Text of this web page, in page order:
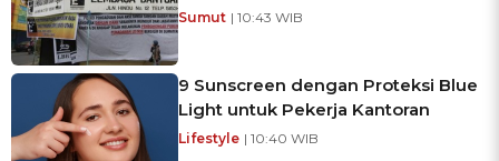
Sumut | 10:43 WIB
9 Sunscreen dengan Proteksi Blue
Light untuk Pekerja Kantoran
Lifestyle | 10:40 WIB